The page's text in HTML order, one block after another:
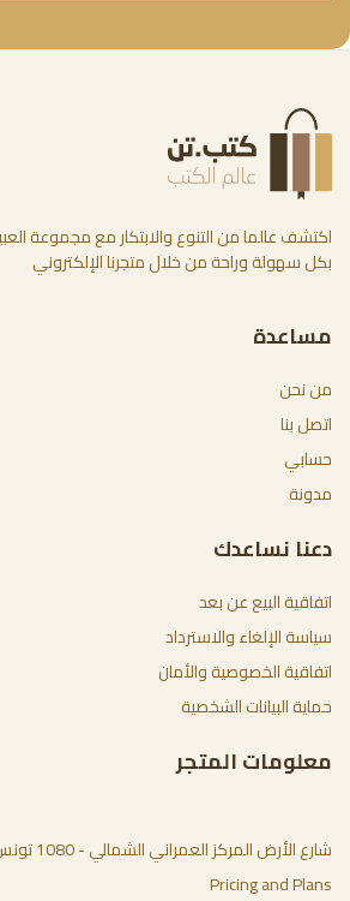
اكتشف عالما من التنوع والابتكار مع مجموعة
بكل سهولة وراحة من خلال متجرنا الإلكتروني
مساعدة
من نحن
اتصل بنا
حسابي
مدونة
دعنا نساعدك
اتفاقية البيع عن بعد
سياسة الإلغاء والاسترداد
اتفاقية الخصوصية والأمان
حماية البيانات الشخصية
معلومات المتجر
شارع الأرض المركز العمراني الشمالي - 1080 تونس
Pricing and Plans